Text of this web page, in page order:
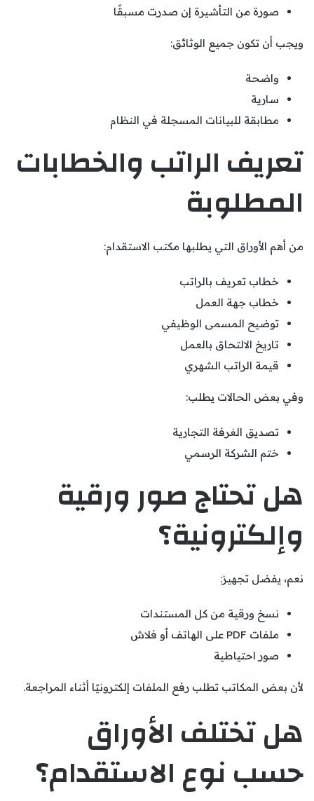
صورة من التأشيرة إن صدرت مسبقًا
ويجب أن تكون جميع الوثائق:
واضحة
سارية
مطابقة للبيانات المسجلة في النظام
تعريف الراتب والخطابات
المطلوبة
من أهم الأوراق التي يطلبها مكتب الاستقدام:
خطاب تعريف بالراتب
خطاب جهة العمل
توضيح المسمى الوظيفي
تاريخ الالتحاق بالعمل
قيمة الراتب الشهري
وفي بعض الحالات يطلب:
تصديق الغرفة التجارية
ختم الشركة الرسمي
هل تحتاج صور ورقية
وإلكترونية؟
نعم، يفضل تجهيز:
نسخ ورقية من كل المستندات
ملفات PDF على الهاتف أو فلاش
صور احتياطية
لأن بعض المكاتب تطلب رفع الملفات إلكترونيًا أثناء المراجعة.
هل تختلف الأوراق
حسب نوع الاستقدام؟